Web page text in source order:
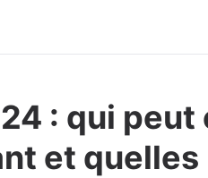
: qui peut
et quelles